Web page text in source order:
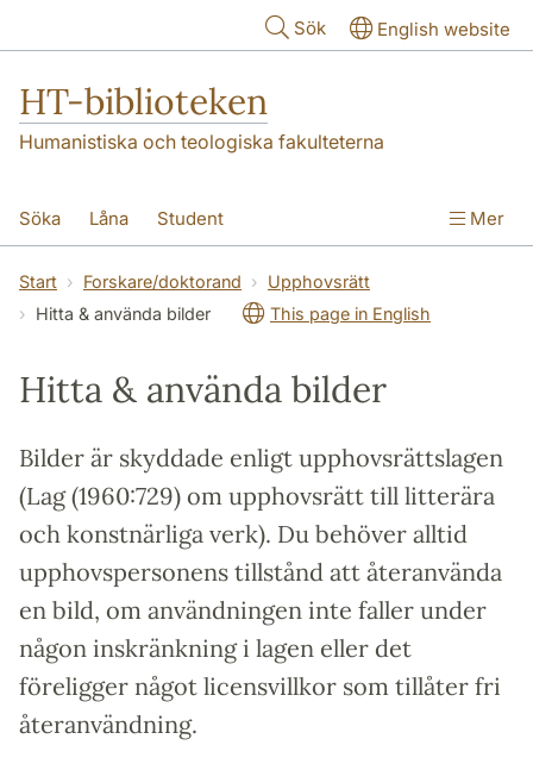
Sök English website
HT-biblioteken
Humanistiska och teologiska fakulteterna
Söka Låna Student
Forskare/doktorand Lärare Kontakt
Om oss
Mer
Start Forskare/doktorand
Upphovsrätt
Hitta & använda bilder
This page in English
Hitta & använda bilder
Bilder är skyddade enligt upphovsrättslagen
(Lag (1960:729) om upphovsrätt till litterära
och konstnärliga verk). Du behöver alltid
upphovspersonens tillstånd att återanvända
en bild, om användningen inte faller under
någon inskränkning i lagen eller det
föreligger något licensvillkor som tillåter fri
återanvändning.